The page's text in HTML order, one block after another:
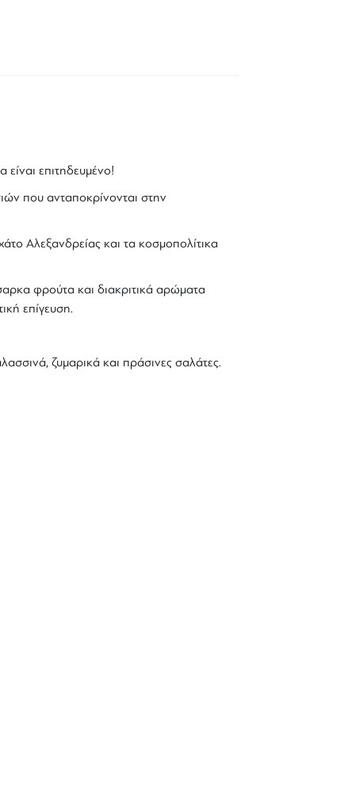
επιτηδευμένο!
που ανταποκρίνονται στην
Αλεξανδρείας και τα κοσμοπολίτικα
φρούτα και διακριτικά αρώματα
επίγευση.
ζυμαρικά και πράσινες σαλάτες.